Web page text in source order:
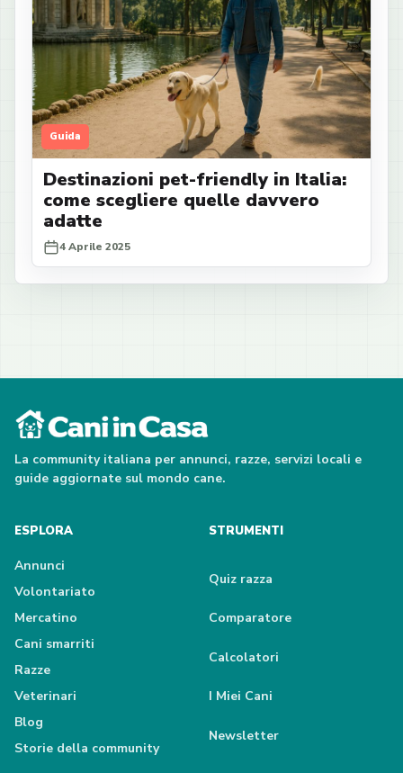
Guida
Destinazioni pet-friendly in Italia:
come scegliere quelle davvero
adatte
4 Aprile 2025
La community italiana per annunci, razze, servizi locali e
guide aggiornate sul mondo cane.
ESPLORA
Annunci
Volontariato
Mercatino
Cani smarriti
Razze
Veterinari
Blog
Storie della community
STRUMENTI
Quiz razza
Comparatore
Calcolatori
I Miei Cani
Newsletter